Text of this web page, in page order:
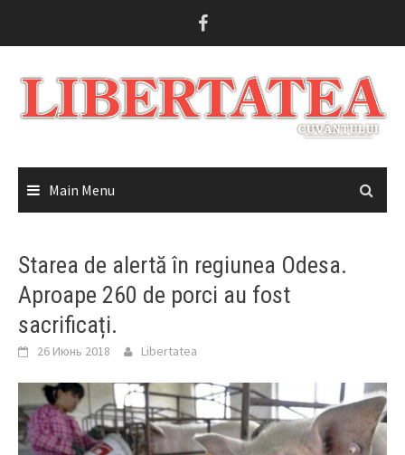
Main Menu
Starea de alertă în regiunea Odesa.
Aproape 260 de porci au fost
sacrificați.
26 Июнь 2018 Libertatea